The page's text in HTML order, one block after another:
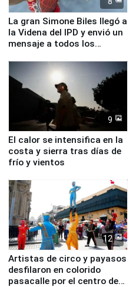
La gran Simone Biles llegó a
la Videna del IPD y envió un
mensaje a todos los
9
El calor se intensifica en la
costa y sierra tras días de
frío y vientos
12
Artistas de circo y payasos
desfilaron en colorido
pasacalle por el centro de